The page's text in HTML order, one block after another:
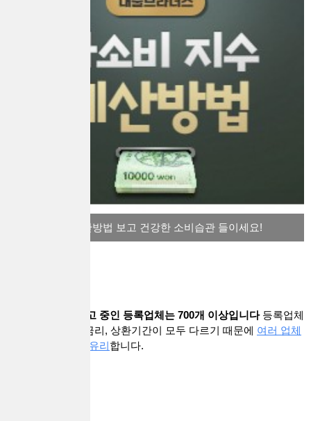
과소비 지수 계산방법 보고 건강한 소비습관 들이세요!
대출브라더스에 광고 중인 등록업체는 700개 이상입니다등록업체
마다 기준과 상품, 금리, 상환기간이 모두 다르기 때문에 여러 업체
와 상담해보시는게 유리합니다.